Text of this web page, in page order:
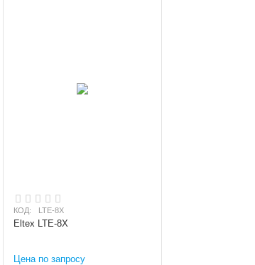
КОД: LTE-8X
Eltex LTE-8X
Цена по запросу